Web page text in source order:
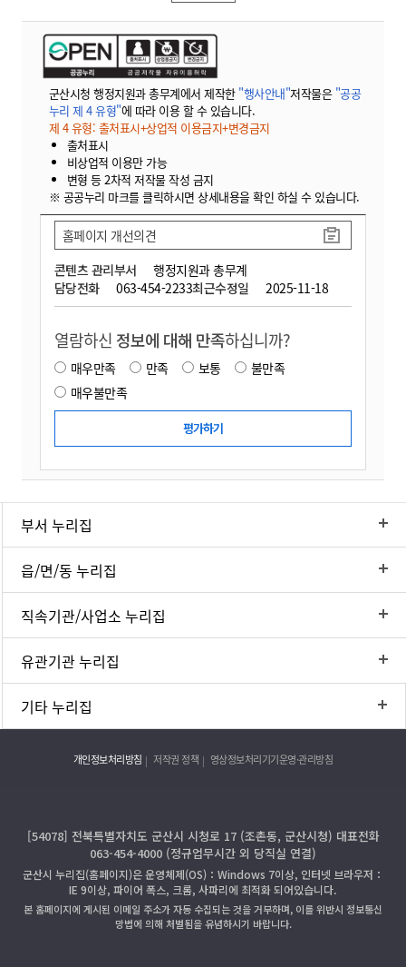
군산시청 행정지원과 총무계에서 제작한 "행사안내"저작물은 "공공
누리 제 4 유형"에 따라 이용 할 수 있습니다.
제 4 유형: 출처표시+상업적 이용금지+변경금지
출처표시
비상업적 이용만 가능
변형 등 2차적 저작물 작성 금지
※ 공공누리 마크를 클릭하시면 상세내용을 확인 하실 수 있습니다.
콘텐츠 관리부서
행정지원과 총무계
담당전화
063-454-2233최근수정일 2025-11-18
홈페이지 개선의견
열람하신 정보에 대해 만족하십니까?
매우만족 만족 보통
불만족
매우불만족
부서 누리집
읍/면/동 누리집
직속기관/사업소 누리집
유관기관 누리집
기타 누리집
개인정보처리방침 저작권 정책 영상정보처리기기운영·관리방침
[54078] 전북특별자치도 군산시 시청로 17 (조촌동, 군산시청) 대표전화
063-454-4000 (정규업무시간 외 당직실 연결)
군산시 누리집(홈페이지)은 운영체제(OS)：Windows 7이상, 인터넷 브라우저：
IE 9이상, 파이어 폭스, 크롬, 사파리에 최적화 되어있습니다.
본 홈페이지에 게시된 이메일 주소가 자동 수집되는 것을 거부하며, 이를 위반시 정보통신
망법에 의해 처벌됨을 유념하시기 바랍니다.